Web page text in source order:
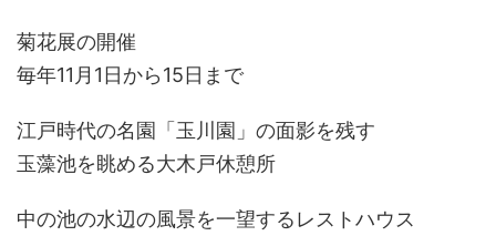
菊花展の開催
毎年11月1日から15日まで
江戸時代の名園「玉川園」の面影を残す
玉藻池を眺める大木戸休憩所
中の池の水辺の風景を一望するレストハウス